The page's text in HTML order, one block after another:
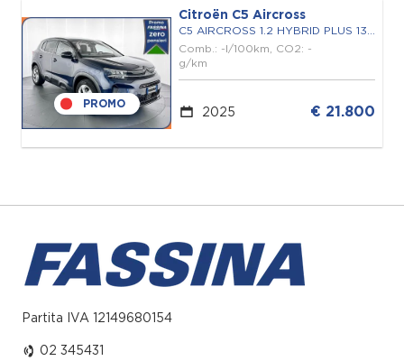
PROMO
Citroën C5 Aircross
C5 AIRCROSS 1.2 HYBRID PLUS 136 E-DCS6
Comb.: -l/100km, CO2: -
g/km
2025 € 21.800
Partita IVA 12149680154
02 345431